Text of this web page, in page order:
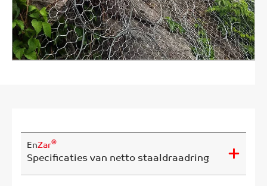
EnZar®
Specificaties van netto staaldraadring